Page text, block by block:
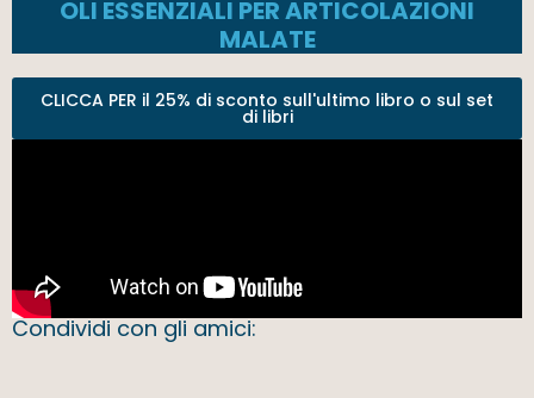
OLI ESSENZIALI PER ARTICOLAZIONI
MALATE
CLICCA PER il 25% di sconto sull'ultimo libro o sul set
di libri
Condividi con gli amici: